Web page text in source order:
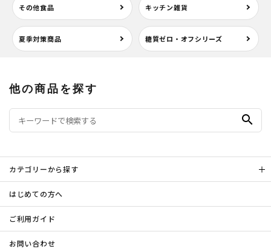
その他食品 キッチン雑貨
夏季対策商品 糖質ゼロ・オフシリーズ
他の商品を探す
search
カテゴリーから探す
はじめての方へ
ご利用ガイド
お問い合わせ